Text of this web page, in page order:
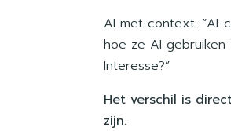
AI met context: “AI-
hoe ze AI
Interesse?”
Het verschil is
zijn.